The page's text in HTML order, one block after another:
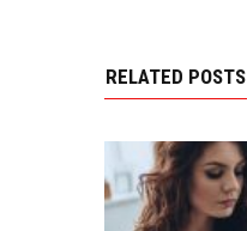
RELATED POSTS